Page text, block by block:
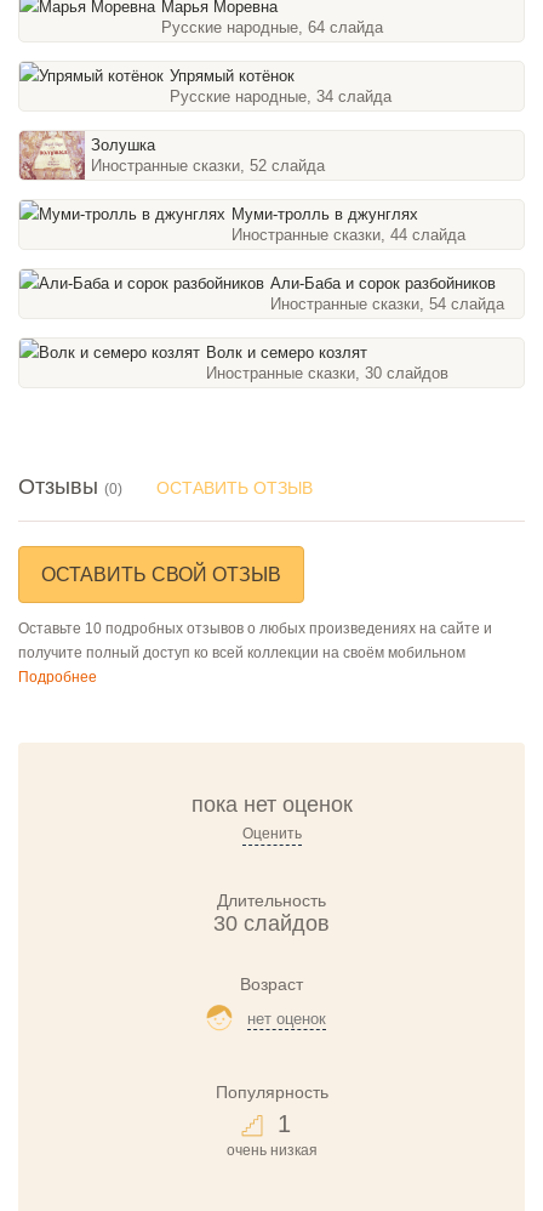
Марья Моревна
Русские народные, 64 слайда
Упрямый котёнок
Русские народные, 34 слайда
Золушка
Иностранные сказки, 52 слайда
Муми-тролль в джунглях
Иностранные сказки, 44 слайда
Али-Баба и сорок разбойников
Иностранные сказки, 54 слайда
Волк и семеро козлят
Иностранные сказки, 30 слайдов
Отзывы (0) ОСТАВИТЬ ОТЗЫВ
ОСТАВИТЬ СВОЙ ОТЗЫВ
Оставьте 10 подробных отзывов о любых произведениях на сайте и
получите полный доступ ко всей коллекции на своём мобильном
Подробнее
пока нет оценок
Оценить
Длительность
30 слайдов
Возраст
нет оценок
Популярность
1
очень низкая